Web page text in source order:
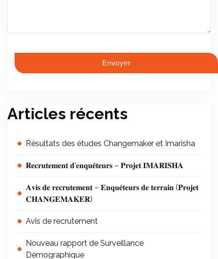
Articles récents
Résultats des études Changemaker et Imarisha
𝐑𝐞𝐜𝐫𝐮𝐭𝐞𝐦𝐞𝐧𝐭 𝐝’𝐞𝐧𝐪𝐮𝐞̂𝐭𝐞𝐮𝐫𝐬 – 𝐏𝐫𝐨𝐣𝐞𝐭 𝐈𝐌𝐀𝐑𝐈𝐒𝐇𝐀
𝐀𝐯𝐢𝐬 𝐝𝐞 𝐫𝐞𝐜𝐫𝐮𝐭𝐞𝐦𝐞𝐧𝐭 – 𝐄𝐧𝐪𝐮𝐞̂𝐭𝐞𝐮𝐫𝐬 𝐝𝐞 𝐭𝐞𝐫𝐫𝐚𝐢𝐧 (𝐏𝐫𝐨𝐣𝐞𝐭
𝐂𝐇𝐀𝐍𝐆𝐄𝐌𝐀𝐊𝐄𝐑)
Avis de recrutement
Nouveau rapport de Surveillance
Démographique